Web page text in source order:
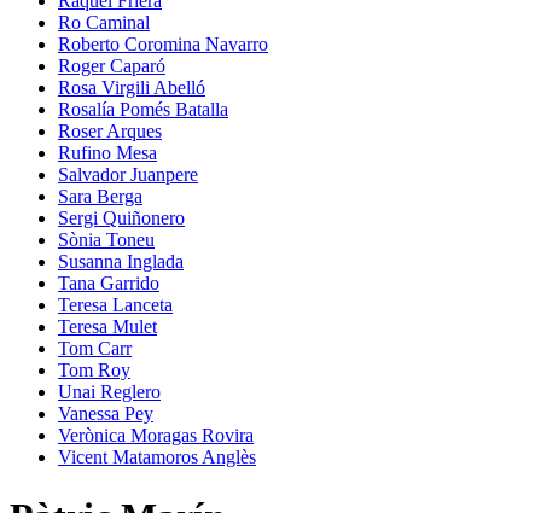
Ro Caminal
Roberto Coromina Navarro
Roger Caparó
Rosa Virgili Abelló
Rosalía Pomés Batalla
Roser Arques
Rufino Mesa
Salvador Juanpere
Sara Berga
Sergi Quiñonero
Sònia Toneu
Susanna Inglada
Tana Garrido
Teresa Lanceta
Teresa Mulet
Tom Carr
Tom Roy
Unai Reglero
Vanessa Pey
Verònica Moragas Rovira
Vicent Matamoros Anglès